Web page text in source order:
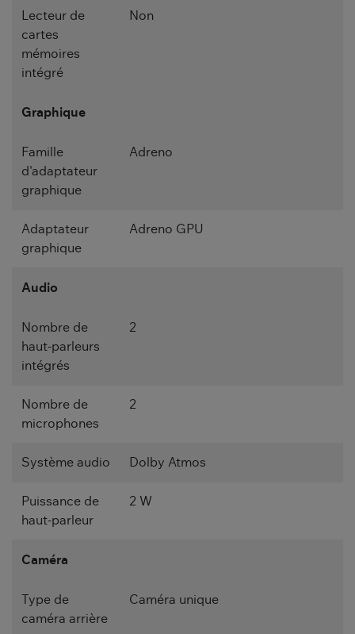
Lecteur de
cartes
mémoires
intégré
Non
Graphique
Famille
d'adaptateur
graphique
Adreno
Adaptateur
graphique
Adreno GPU
Audio
Nombre de
haut-parleurs
intégrés
2
Nombre de
microphones
2
Système audio Dolby Atmos
Puissance de
haut-parleur
2 W
Caméra
Type de
caméra arrière
Caméra unique